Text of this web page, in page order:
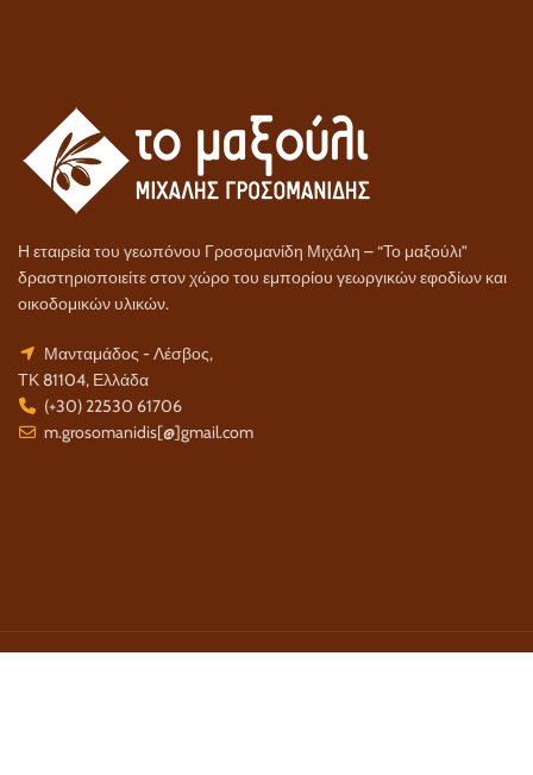
Η εταιρεία του γεωπόνου Γροσομανίδη Μιχάλη – “Το μαξούλι”
δραστηριοποιείτε στον χώρο του εμπορίου γεωργικών εφοδίων και
οικοδομικών υλικών.
Μανταμάδος - Λέσβος,
ΤΚ 81104, Ελλάδα
(+30) 22530 61706
m.grosomanidis[@]gmail.com